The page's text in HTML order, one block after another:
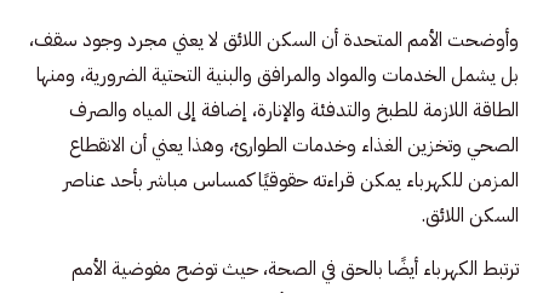
وأوضحت الأمم المتحدة أن السكن اللائق لا يعني مجرد وجود سقف،
بل يشمل الخدمات والمواد والمرافق والبنية التحتية الضرورية، ومنها
الطاقة اللازمة للطبخ والتدفئة والإنارة، إضافة إلى المياه والصرف
الصحي وتخزين الغذاء وخدمات الطوارئ، وهذا يعني أن الانقطاع
المزمن للكهرباء يمكن قراءته حقوقيًا كمساس مباشر بأحد عناصر
السكن اللائق.
ترتبط الكهرباء أيضًا بالحق في الصحة، حيث توضح مفوضية الأمم